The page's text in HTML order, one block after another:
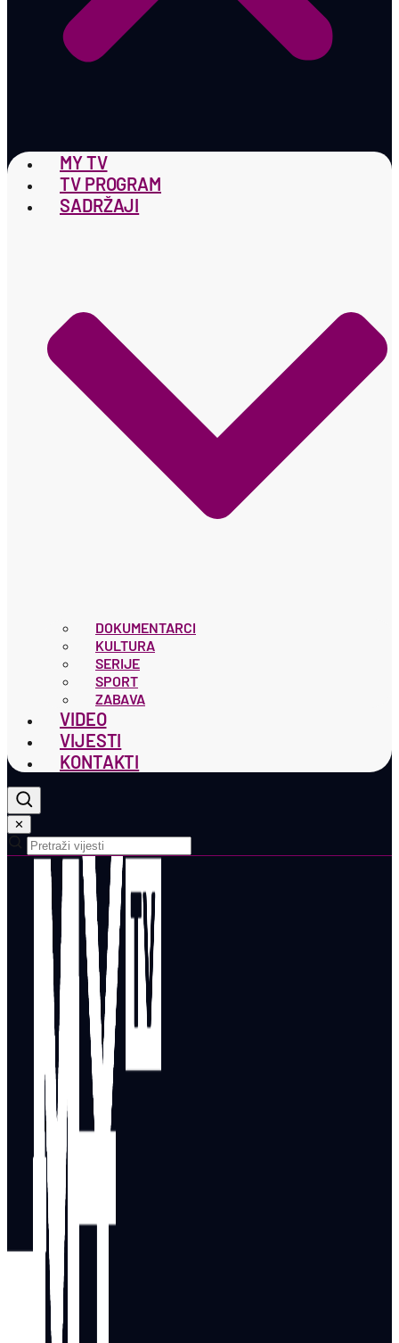
MY TV
TV PROGRAM
SADRŽAJI
DOKUMENTARCI
KULTURA
SERIJE
SPORT
ZABAVA
VIDEO
VIJESTI
KONTAKTI
✕